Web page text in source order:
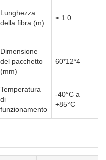
Lunghezza
della fibra (m)
≥ 1.0
Dimensione
del pacchetto
(mm)
60*12*4
Temperatura
di
funzionamento
-40°C a
+85°C